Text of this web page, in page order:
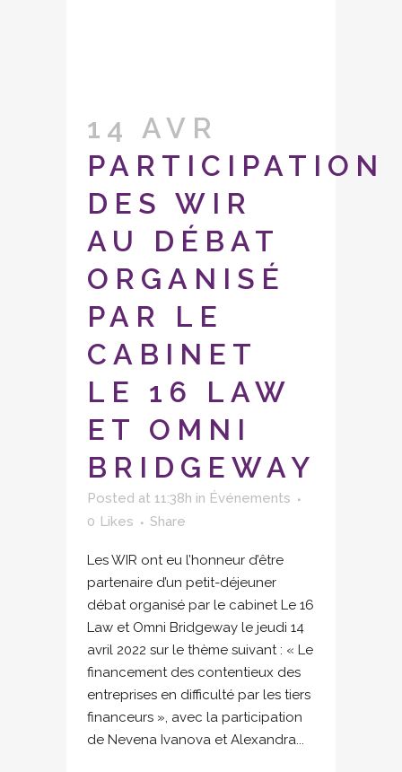
14 AVR
PARTICIPATION
DES WIR
AU DÉBAT
ORGANISÉ
PAR LE
CABINET
LE 16 LAW
ET OMNI
BRIDGEWAY
Posted at 11:38h in Événements
0 Likes Share
Les WIR ont eu l’honneur d’être
partenaire d’un petit-déjeuner
débat organisé par le cabinet Le 16
Law et Omni Bridgeway le jeudi 14
avril 2022 sur le thème suivant : « Le
financement des contentieux des
entreprises en difficulté par les tiers
financeurs », avec la participation
de Nevena Ivanova et Alexandra...